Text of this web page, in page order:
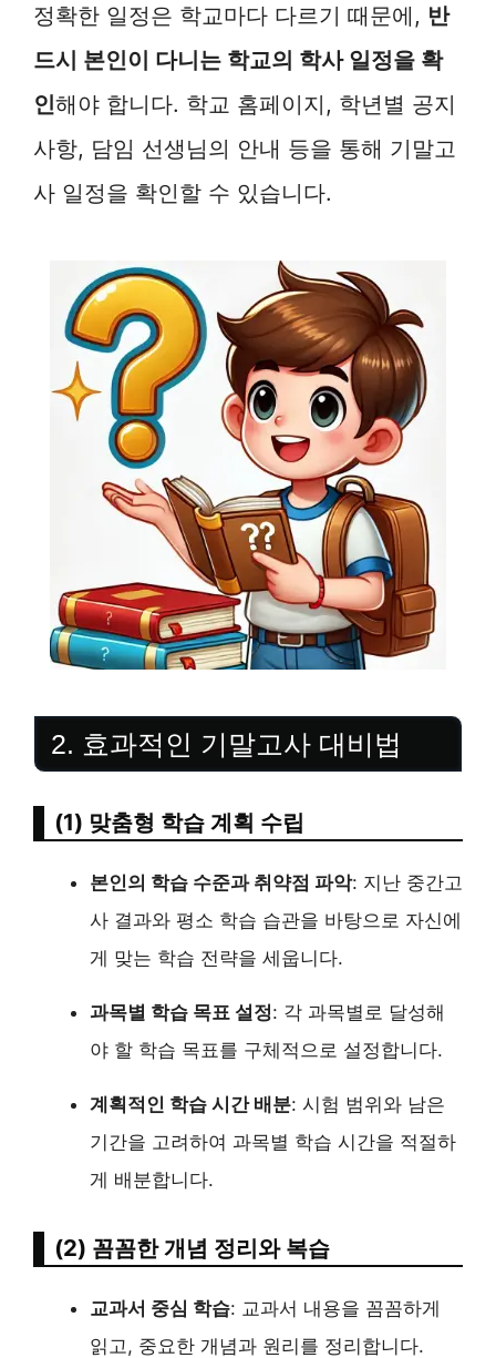
정확한 일정은 학교마다 다르기 때문에, 반
드시 본인이 다니는 학교의 학사 일정을 확
인해야 합니다. 학교 홈페이지, 학년별 공지
사항, 담임 선생님의 안내 등을 통해 기말고
사 일정을 확인할 수 있습니다.
2. 효과적인 기말고사 대비법
(1) 맞춤형 학습 계획 수립
본인의 학습 수준과 취약점 파악: 지난 중간고
사 결과와 평소 학습 습관을 바탕으로 자신에
게 맞는 학습 전략을 세웁니다.
과목별 학습 목표 설정: 각 과목별로 달성해
야 할 학습 목표를 구체적으로 설정합니다.
계획적인 학습 시간 배분: 시험 범위와 남은
기간을 고려하여 과목별 학습 시간을 적절하
게 배분합니다.
(2) 꼼꼼한 개념 정리와 복습
교과서 중심 학습: 교과서 내용을 꼼꼼하게
읽고, 중요한 개념과 원리를 정리합니다.